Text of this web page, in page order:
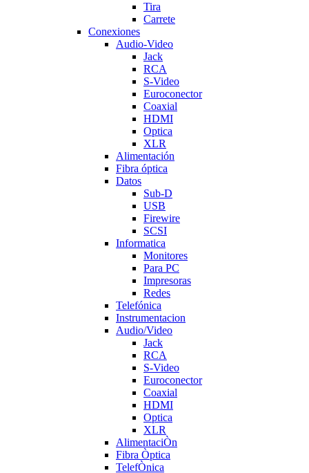
Tira
Carrete
Conexiones
Audio-Video
Jack
RCA
S-Video
Euroconector
Coaxial
HDMI
Optica
XLR
Alimentación
Fibra óptica
Datos
Sub-D
USB
Firewire
SCSI
Informatica
Monitores
Para PC
Impresoras
Redes
Telefónica
Instrumentacion
Audio/Video
Jack
RCA
S-Video
Euroconector
Coaxial
HDMI
Optica
XLR
AlimentaciÒn
Fibra Òptica
TelefÒnica